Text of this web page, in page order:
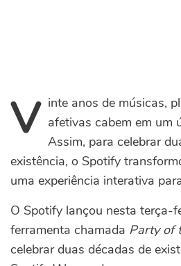
V inte anos de músicas,
afetivas cabem em um
Assim, para celebrar
existência, o Spotify
uma experiência interativa
O Spotify lançou nesta terça-
ferramenta chamada Party of
celebrar duas décadas de